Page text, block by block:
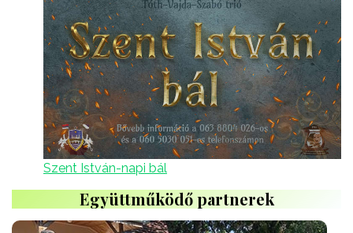
Szent István-napi bál
Együttműködő partnerek